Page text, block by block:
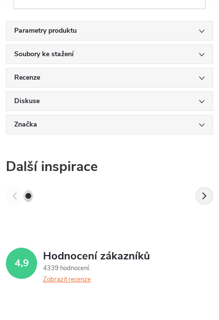
Parametry produktu
Soubory ke stažení
Recenze
Diskuse
Značka
Další inspirace
4,9 Hodnocení zákazníků
4339 hodnocení
Zobrazit recenze